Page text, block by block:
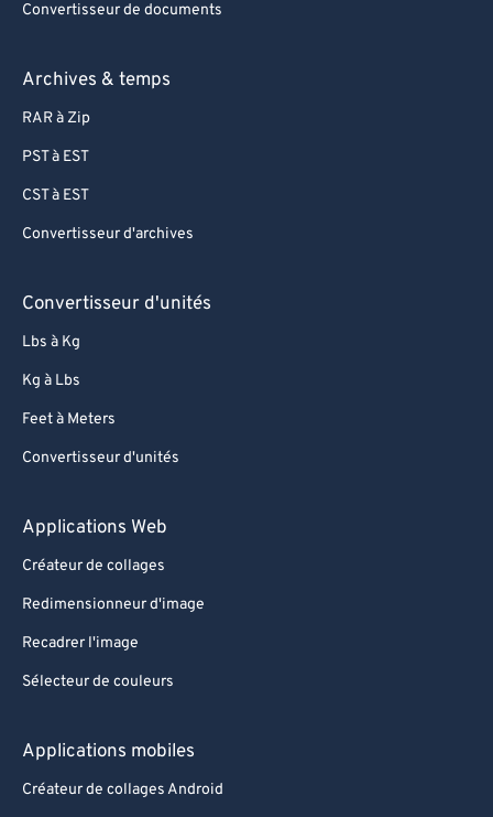
Convertisseur de documents
Archives & temps
RAR à Zip
PST à EST
CST à EST
Convertisseur d'archives
Convertisseur d'unités
Lbs à Kg
Kg à Lbs
Feet à Meters
Convertisseur d'unités
Applications Web
Créateur de collages
Redimensionneur d'image
Recadrer l'image
Sélecteur de couleurs
Applications mobiles
Créateur de collages Android